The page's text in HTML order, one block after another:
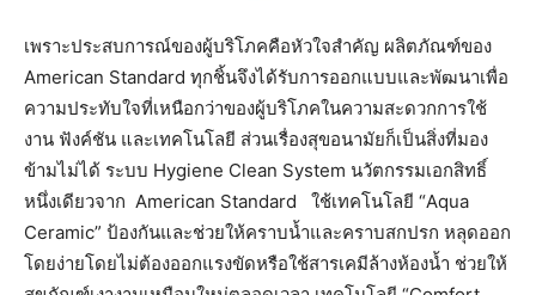
เพราะประสบการณ์ของผู้บริโภคคือหัวใจสำคัญ ผลิตภัณฑ์ของ
American Standard ทุกชิ้นจึงได้รับการออกแบบและพัฒนาเพื่อ
ความประทับใจที่เหนือกว่าของผู้บริโภคในความสะดวกการใช้
งาน ฟังค์ชัน และเทคโนโลยี ส่วนเรื่องสุขอนามัยก็เป็นสิ่งที่มอง
ข้ามไม่ได้ ระบบ Hygiene Clean System นวัตกรรมเอกสิทธิ์
หนึ่งเดียวจาก American Standard ใช้เทคโนโลยี “Aqua
Ceramic” ป้องกันและช่วยให้คราบน้ำและคราบสกปรก หลุดออก
โดยง่ายโดยไม่ต้องออกแรงขัดหรือใช้สารเคมีล้างห้องน้ำ ช่วยให้